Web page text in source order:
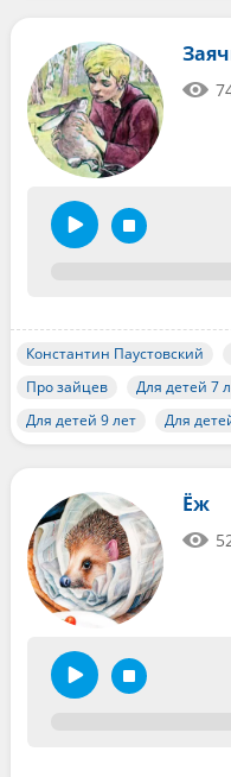
Константин Паустовский
Про зайцев
Для детей 7
Для детей 9 лет
Для
Ёж